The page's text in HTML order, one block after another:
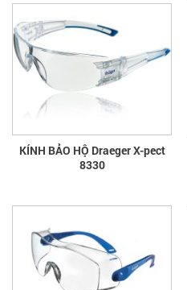
KÍNH BẢO HỘ Draeger X-pect
8330